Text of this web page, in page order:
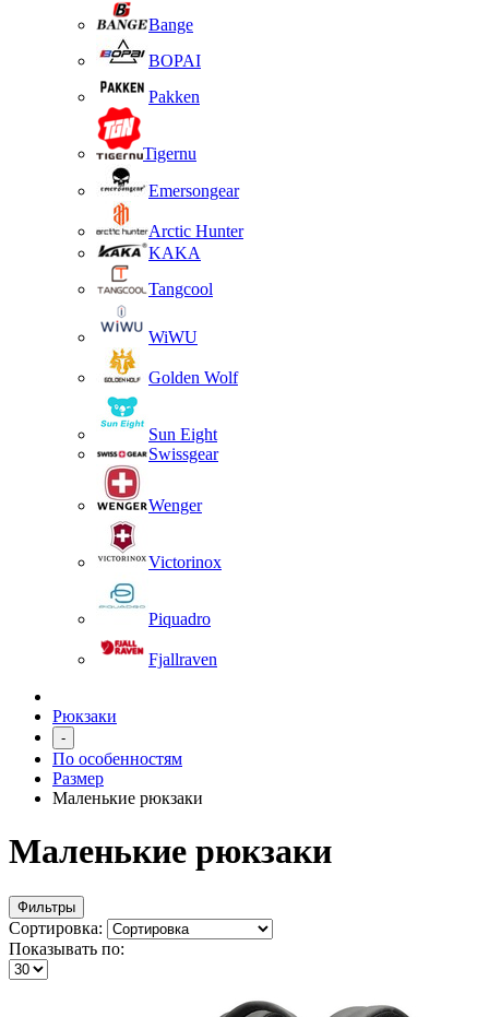
Bange
BOPAI
Pakken
Tigernu
Emersongear
Arctic Hunter
KAKA
Tangcool
WiWU
Golden Wolf
Sun Eight
Swissgear
Wenger
Victorinox
Piquadro
Fjallraven
Рюкзаки
-
По особенностям
Размер
Маленькие рюкзаки
Маленькие рюкзаки
Фильтры
Сортировка:
Показывать по: